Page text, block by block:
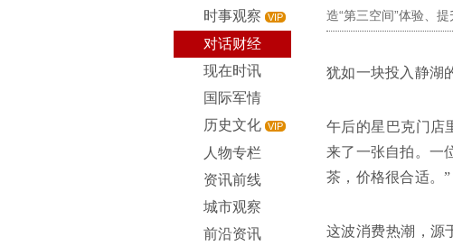
时事观察 VIP
对话财经
现在时讯
国际军情
历史文化 VIP
人物专栏
资讯前线
城市观察
前沿资讯
造“第三空间”体验、提
犹如一块投入静湖
午后的星巴克门店
来了一张自拍。一
茶，价格很合适。”
这波消费热潮，源